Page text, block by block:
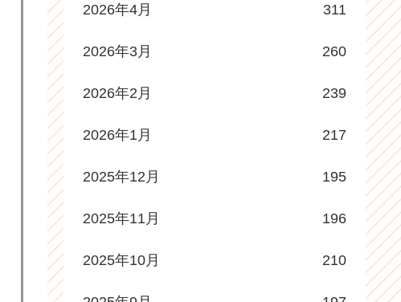
2026年4月 311
2026年3月 260
2026年2月 239
2026年1月 217
2025年12月 195
2025年11月 196
2025年10月 210